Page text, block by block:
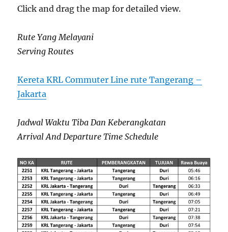
Click and drag the map for detailed view.
Rute Yang Melayani
Serving Routes
Kereta KRL Commuter Line rute Tangerang –
Jakarta
Jadwal Waktu Tiba Dan Keberangkatan
Arrival And Departure Time Schedule